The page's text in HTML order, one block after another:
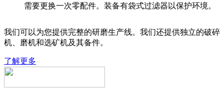
需要更换一次零配件。装备有袋式过滤器以保护环境。
我们可以为您提供完整的研磨生产线。我们还提供独立的破碎
机、磨机和选矿机及其备件。
了解更多